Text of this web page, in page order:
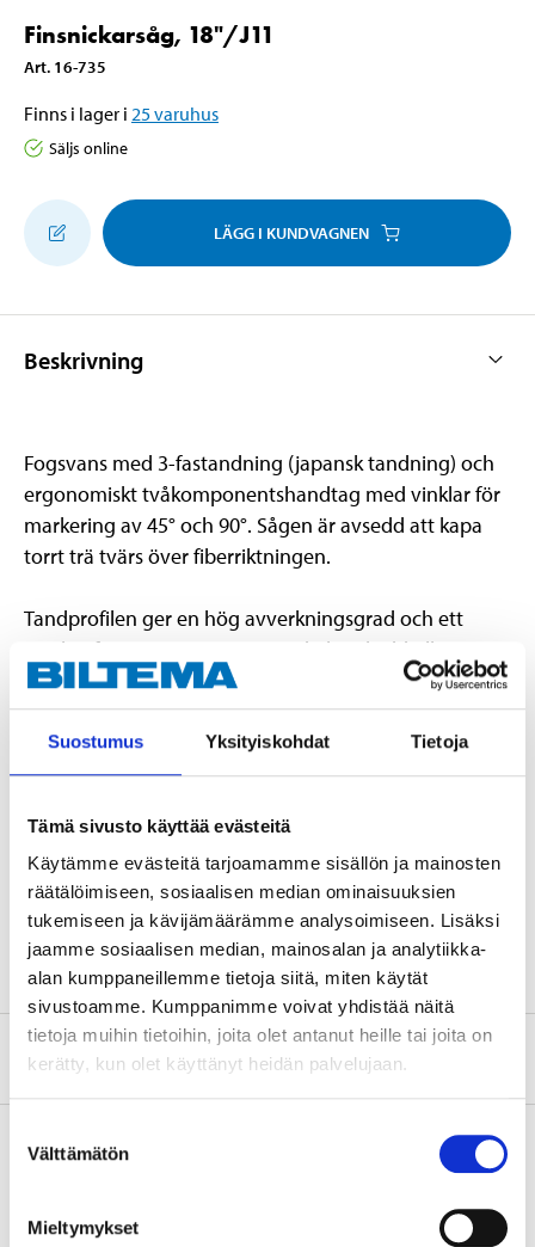
Suostumus Yksityiskohdat Tietoja
Tämä sivusto käyttää evästeitä
Käytämme evästeitä tarjoamamme sisällön ja mainosten
räätälöimiseen, sosiaalisen median ominaisuuksien
tukemiseen ja kävijämäärämme analysoimiseen. Lisäksi
jaamme sosiaalisen median, mainosalan ja analytiikka-
alan kumppaneillemme tietoja siitä, miten käytät
sivustoamme. Kumppanimme voivat yhdistää näitä
tietoja muihin tietoihin, joita olet antanut heille tai joita on
kerätty, kun olet käyttänyt heidän palvelujaan.
valinta
Välttämätön
Mieltymykset
Finsnickarsåg, 18"/J11
Art. 16-735
Finns i lager i 25varuhus
Säljs online
LÄGG I KUNDVAGNEN
Beskrivning
Fogsvans med 3-fastandning (japansk tandning) och
ergonomiskt tvåkomponentshandtag med vinklar för
markering av 45° och 90°. Sågen är avsedd att kapa
torrt trä tvärs över fiberriktningen.
Tandprofilen ger en hög avverkningsgrad och ett
mycket fint snitt. Levereras med plastskydd till
tänderna.
Teknisk specifikation
Tjocklek
0,85 mm (Blad)
Tandning
Japansk, 11 tpi
Om tillverkaren
Köp & Hämta i ditt varuhus inom 2 timmar!